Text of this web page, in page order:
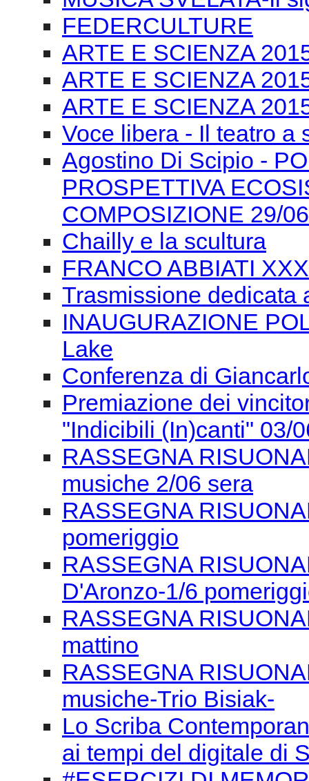
Voce libera - Il teatro a
Agostino Di Scipio -
PROSPETTIVA
COMPOSIZIONE 29/06
Chailly e la scultura
FRANCO ABBIATI
Trasmissione dedicata
INAUGURAZIONE
Lake
Conferenza di
Premiazione dei
"Indicibili (In)canti" 03/
RASSEGNA
musiche 2/06 sera
RASSEGNA
pomeriggio
RASSEGNA
D'Aronzo-1/6
RASSEGNA
mattino
RASSEGNA
musiche-Trio Bisiak-
Lo Scriba
ai tempi del digitale di
#ESERCIZI DI
Alziamo il volume
Libro: che Spettacolo!
G.Petrucci e B.
Giornata Europea